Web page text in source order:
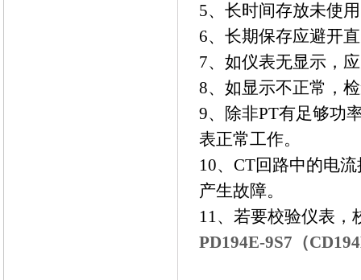
5、长时间存放未使
6、长期保存应避开
7、如仪表无显示，
8、如显示不正常，
9、除非PT有足够功
表正常工作。
10、CT回路中的电
产生故障。
11、若要校验仪表，
PD194E-9S7（